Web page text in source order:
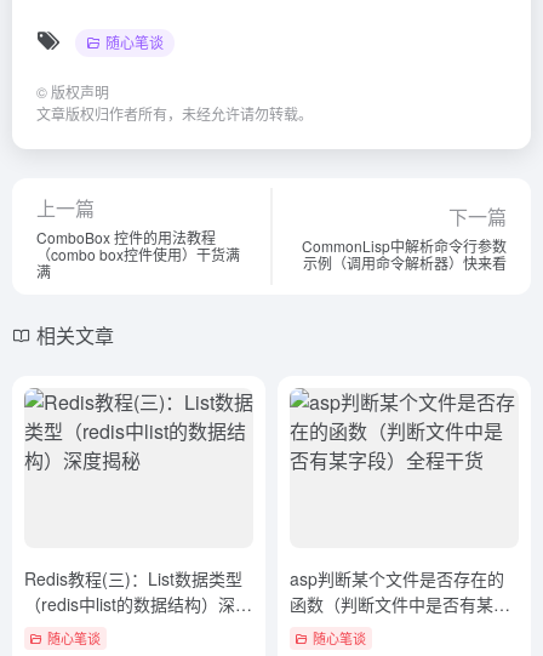
随心笔谈
© 版权声明
文章版权归作者所有，未经允许请勿转载。
上一篇
ComboBox 控件的用法教程
（combo box控件使用）干货满
满
下一篇
CommonLisp中解析命令行参数
示例（调用命令解析器）快来看
相关文章
Redis教程(三)：List数据类型
（redis中list的数据结构）深度
揭秘随心笔谈
asp判断某个文件是否存在的
函数（判断文件中是否有某字
段）全程干货
随心笔谈